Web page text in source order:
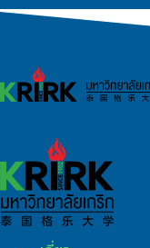
Skip